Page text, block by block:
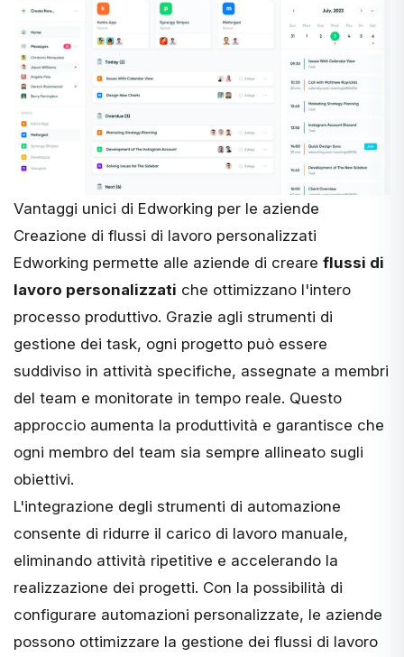
Vantaggi unici di Edworking per le aziende
Creazione di flussi di lavoro personalizzati
Edworking permette alle aziende di creare flussi di
lavoro personalizzati che ottimizzano l'intero
processo produttivo. Grazie agli strumenti di
gestione dei task, ogni progetto può essere
suddiviso in attività specifiche, assegnate a membri
del team e monitorate in tempo reale. Questo
approccio aumenta la produttività e garantisce che
ogni membro del team sia sempre allineato sugli
obiettivi.
L'integrazione degli strumenti di automazione
consente di ridurre il carico di lavoro manuale,
eliminando attività ripetitive e accelerando la
realizzazione dei progetti. Con la possibilità di
configurare automazioni personalizzate, le aziende
possono ottimizzare la gestione dei flussi di lavoro